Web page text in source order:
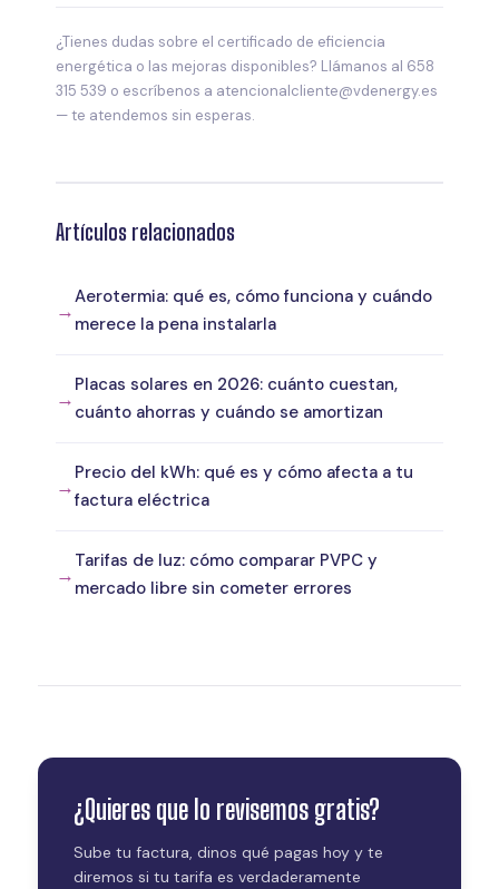
¿Tienes dudas sobre el certificado de eficiencia
energética o las mejoras disponibles? Llámanos al 658
315 539 o escríbenos a atencionalcliente@vdenergy.es
— te atendemos sin esperas.
Artículos relacionados
Aerotermia: qué es, cómo funciona y cuándo
merece la pena instalarla
Placas solares en 2026: cuánto cuestan,
cuánto ahorras y cuándo se amortizan
Precio del kWh: qué es y cómo afecta a tu
factura eléctrica
Tarifas de luz: cómo comparar PVPC y
mercado libre sin cometer errores
¿Quieres que lo revisemos gratis?
Sube tu factura, dinos qué pagas hoy y te
diremos si tu tarifa es verdaderamente